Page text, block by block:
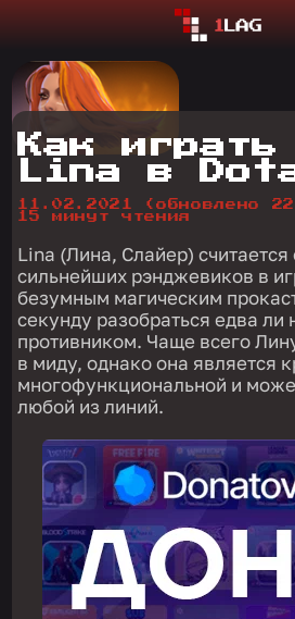
Как играть
Lina в
11.02.2021
(обновлено
15 минут чтения
Lina (Лина, Слайер) считается
сильнейших рэнджевиков в
безумным магическим
секунду разобраться едва
противником. Чаще всего
в миду, однако она является
многофункциональной и
любой из линий.